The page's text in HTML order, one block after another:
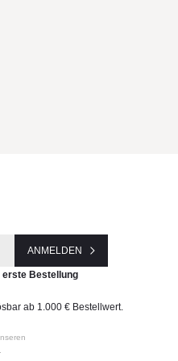
ANMELDEN
erste Bestellung
ab 1.000 € Bestellwert.